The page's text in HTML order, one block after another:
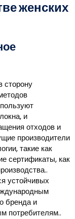
женских
сторону
и
отходов и
производители
такие как
сертификаты, как
устойчивых
бренда и
потребителям..